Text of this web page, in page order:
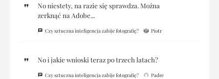
No niestety, na razie się sprawdza. Można
zerknąć na Adobe...
Czy sztuczna inteligencja zabije fotografię? Piotr
No i jakie wnioski teraz po trzech latach?
Czy sztuczna inteligencja zabije fotografię? Padre